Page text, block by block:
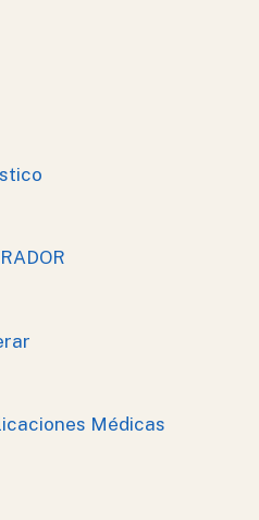
Médicas